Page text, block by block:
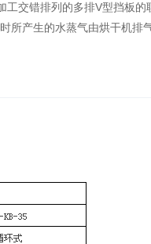
交错排列的多排V型挡板的
所产生的水蒸气由烘干机排